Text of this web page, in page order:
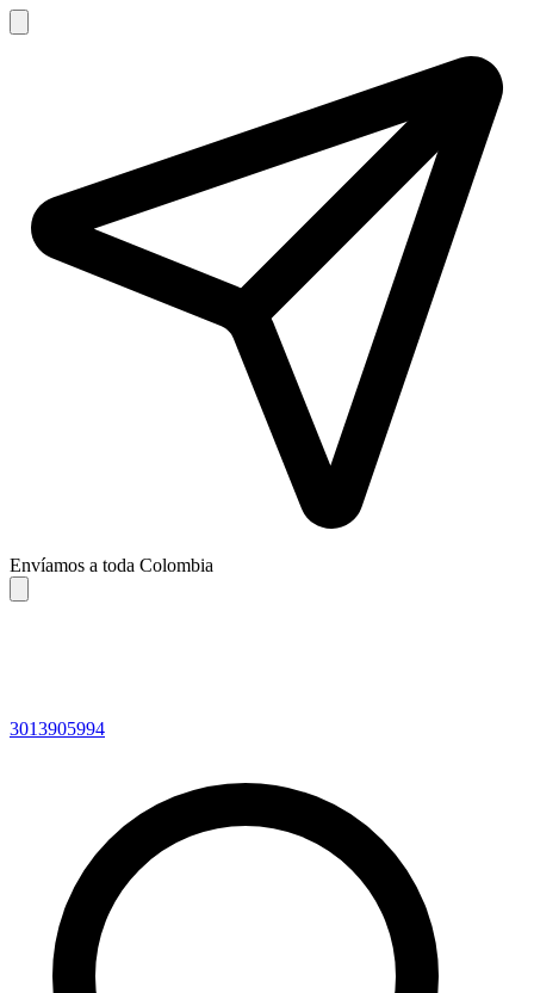
Envíamos a toda Colombia
3013905994